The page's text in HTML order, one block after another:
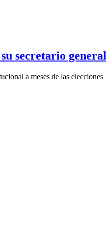
secretario general
a meses de las elecciones